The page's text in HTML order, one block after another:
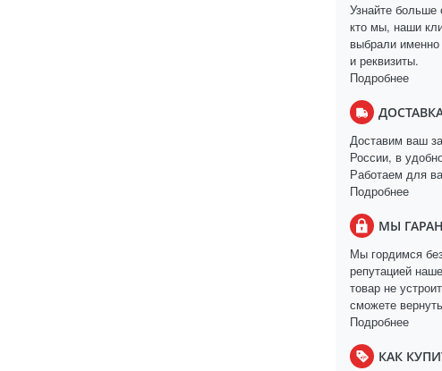
Узнайте
кто мы, наши
выбрали
и реквизиты.
Подробнее
Доставим ваш
России, в
Работаем для
Подробнее
МЫ
Мы гордимся
репутацией
товар не
сможете
Подробнее
КАК